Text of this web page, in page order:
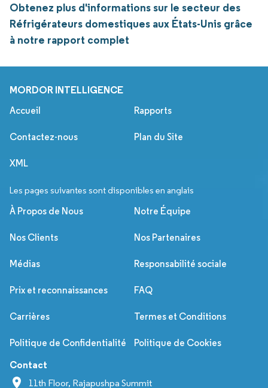
Obtenez plus d'informations sur le secteur des
Réfrigérateurs domestiques aux États-Unis grâce
à notre rapport complet
MORDOR INTELLIGENCE
Accueil Rapports
Contactez-nous Plan du Site
XML
Les pages suivantes sont disponibles en anglais
À Propos de Nous Notre Équipe
Nos Clients Nos Partenaires
Médias Responsabilité sociale
Prix et reconnaissances FAQ
Carrières Termes et Conditions
Politique de Confidentialité Politique de Cookies
Contact
11th Floor, Rajapushpa Summit